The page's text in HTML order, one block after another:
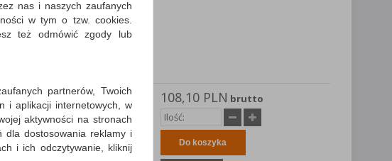
samoprzylepne POST-
Notes (653-1T),
24x100...
i ekologiczne; ilość
rozmiarze 38x51mm;
108,10 PLN brutto
Do koszyka
nas i naszych zaufanych
w tym o tzw. cookies.
też odmówić zgody lub
partnerów, Twoich
i aplikacji internetowych, w
aktywności na stronach
dla dostosowania reklamy i
i ich odczytywanie, kliknij